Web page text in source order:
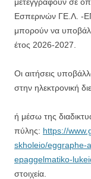
Εσπερινών ΓΕ.Λ. -
μπορούν να
έτος 2026-2027.
Οι αιτήσεις
στην ηλεκτρονική
ή μέσω της
πύλης: https://
skholeio/eggraphe-
epaggelmatiko-
στοιχεία.